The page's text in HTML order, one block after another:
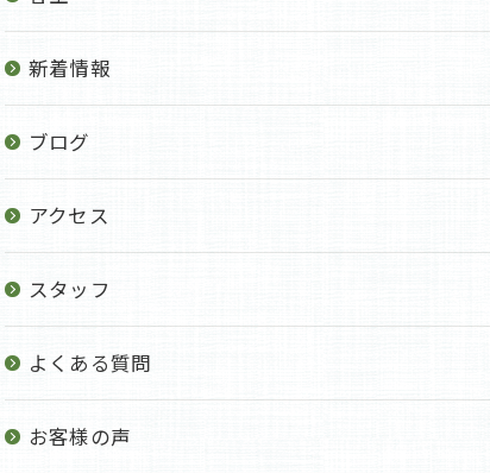
新着情報
ブログ
アクセス
スタッフ
よくある質問
お客様の声